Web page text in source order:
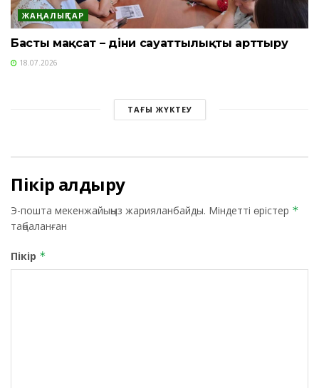
ЖАҢАЛЫҚТАР
Басты мақсат – діни сауаттылықты арттыру
18.07.2026
ТАҒЫ ЖҮКТЕУ
Пікір қалдыру
Э-пошта мекенжайыңыз жарияланбайды. Міндетті өрістер *
таңбаланған
Пікір *